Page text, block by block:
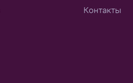
Контакты